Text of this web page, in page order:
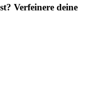
Verfeinere deine